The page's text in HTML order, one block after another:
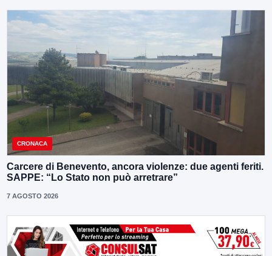
CRONACA
Carcere di Benevento, ancora violenze: due agenti feriti.
SAPPE: “Lo Stato non può arretrare”
7 AGOSTO 2026